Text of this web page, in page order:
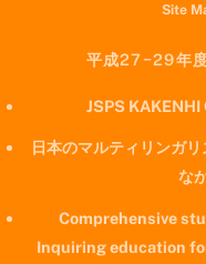
Site
平成27−29年
JSPS
日本のマルティリンガ
な
Comprehensive
Inquiring education